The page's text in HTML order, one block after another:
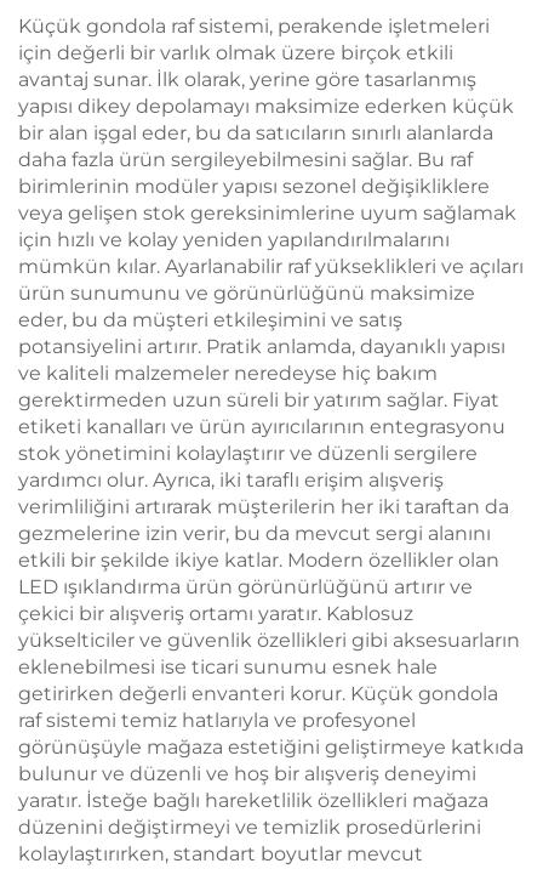
Küçük gondola raf sistemi, perakende işletmeleri
için değerli bir varlık olmak üzere birçok etkili
avantaj sunar. İlk olarak, yerine göre tasarlanmış
yapısı dikey depolamayı maksimize ederken küçük
bir alan işgal eder, bu da satıcıların sınırlı alanlarda
daha fazla ürün sergileyebilmesini sağlar. Bu raf
birimlerinin modüler yapısı sezonel değişikliklere
veya gelişen stok gereksinimlerine uyum sağlamak
için hızlı ve kolay yeniden yapılandırılmalarını
mümkün kılar. Ayarlanabilir raf yükseklikleri ve açıları
ürün sunumunu ve görünürlüğünü maksimize
eder, bu da müşteri etkileşimini ve satış
potansiyelini artırır. Pratik anlamda, dayanıklı yapısı
ve kaliteli malzemeler neredeyse hiç bakım
gerektirmeden uzun süreli bir yatırım sağlar. Fiyat
etiketi kanalları ve ürün ayırıcılarının entegrasyonu
stok yönetimini kolaylaştırır ve düzenli sergilere
yardımcı olur. Ayrıca, iki taraflı erişim alışveriş
verimliliğini artırarak müşterilerin her iki taraftan da
gezmelerine izin verir, bu da mevcut sergi alanını
etkili bir şekilde ikiye katlar. Modern özellikler olan
LED ışıklandırma ürün görünürlüğünü artırır ve
çekici bir alışveriş ortamı yaratır. Kablosuz
yükselticiler ve güvenlik özellikleri gibi aksesuarların
eklenebilmesi ise ticari sunumu esnek hale
getirirken değerli envanteri korur. Küçük gondola
raf sistemi temiz hatlarıyla ve profesyonel
görünüşüyle mağaza estetiğini geliştirmeye katkıda
bulunur ve düzenli ve hoş bir alışveriş deneyimi
yaratır. İsteğe bağlı hareketlilik özellikleri mağaza
düzenini değiştirmeyi ve temizlik prosedürlerini
kolaylaştırırken, standart boyutlar mevcut